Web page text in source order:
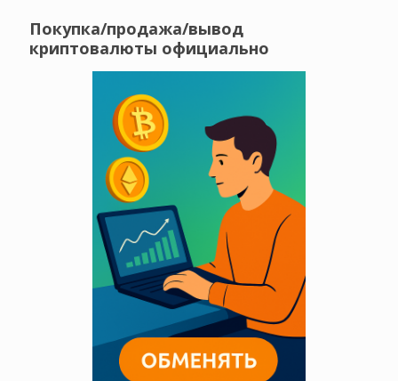
Покупка/продажа/вывод
криптовалюты официально